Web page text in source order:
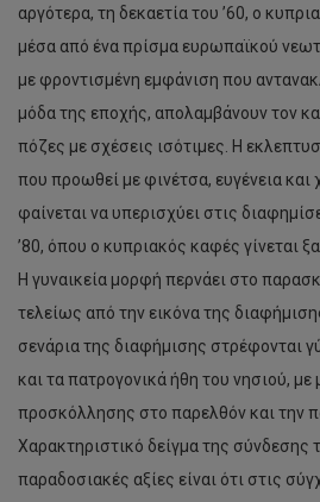
αργότερα, τη δεκαετία του ’60, ο
μέσα από ένα πρίσμα ευρωπαϊκού
με φροντισμένη εμφάνιση που
μόδα της εποχής, απολαμβάνουν τον
πόζες με σχέσεις ισότιμες. Η
που προωθεί με φινέτσα, ευγένεια και
φαίνεται να υπερισχύει στις
’80, όπου ο κυπριακός καφές γίνεται
Η γυναικεία μορφή περνάει στο
τελείως από την εικόνα της
σενάρια της διαφήμισης στρέφονται
και τα πατρογονικά ήθη του νησιού, με
προσκόλλησης στο παρελθόν και την
Χαρακτηριστικό δείγμα της σύνδεσης
παραδοσιακές αξίες είναι ότι στις